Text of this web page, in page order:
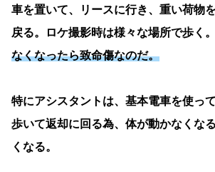
車を置いて、リースに行き、重い荷物
戻る。ロケ撮影時は様々な場所で歩く。
なくなったら致命傷なのだ。
特にアシスタントは、基本電車を使っ
歩いて返却に回る為、体が動かなくな
くなる。